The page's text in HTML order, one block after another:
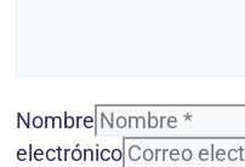
Nombre
electrónico